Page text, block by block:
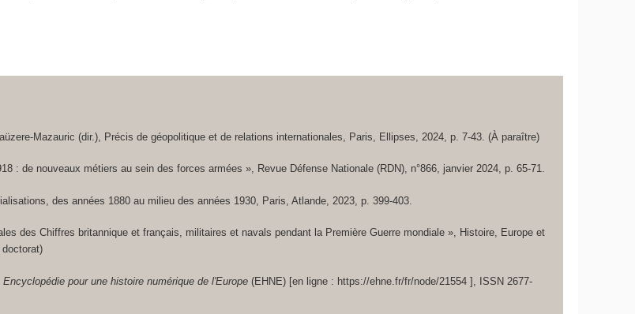
Mazauric (dir.), Précis de géopolitique et de relations internationales , Paris, Ellipses, 2024, p. 7-43. (À paraître)
: de nouveaux métiers au sein des forces armées », Revue Défense Nationale (RDN), n°866, janvier 2024, p. 65-71.
des années 1880 au milieu des années 1930 , Paris, Atlande, 2023, p. 399-403.
des Chiffres britannique et français, militaires et navals pendant la Première Guerre mondiale », Histoire, Europe et
Encyclopédie pour une histoire numérique de l'Europe (EHNE) [en ligne : https://ehne.fr/fr/node/21554 ], ISSN 2677-